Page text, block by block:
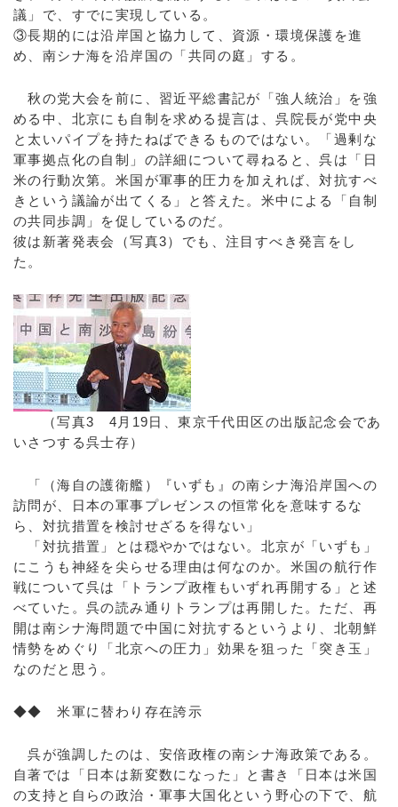
議」で、すでに実現している。
③長期的には沿岸国と協力して、資源・環境保護を進
め、南シナ海を沿岸国の「共同の庭」する。
秋の党大会を前に、習近平総書記が「強人統治」を強
める中、北京にも自制を求める提言は、呉院長が党中央
と太いパイプを持たねばできるものではない。「過剰な
軍事拠点化の自制」の詳細について尋ねると、呉は「日
米の行動次第。米国が軍事的圧力を加えれば、対抗すべ
きという議論が出てくる」と答えた。米中による「自制
の共同歩調」を促しているのだ。
彼は新著発表会（写真3）でも、注目すべき発言をし
た。
（写真3 4月19日、東京千代田区の出版記念会であ
いさつする呉士存）
「（海自の護衛艦）『いずも』の南シナ海沿岸国への
訪問が、日本の軍事プレゼンスの恒常化を意味するな
ら、対抗措置を検討せざるを得ない」
「対抗措置」とは穏やかではない。北京が「いずも」
にこうも神経を尖らせる理由は何なのか。米国の航行作
戦について呉は「トランプ政権もいずれ再開する」と述
べていた。呉の読み通りトランプは再開した。ただ、再
開は南シナ海問題で中国に対抗するというより、北朝鮮
情勢をめぐり「北京への圧力」効果を狙った「突き玉」
なのだと思う。
◆◆ 米軍に替わり存在誇示
呉が強調したのは、安倍政権の南シナ海政策である。
自著では「日本は新変数になった」と書き「日本は米国
の支持と自らの政治・軍事大国化という野心の下で、航